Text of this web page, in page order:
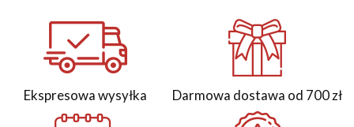
Ekspresowa wysyłka Darmowa dostawa od 700 zł